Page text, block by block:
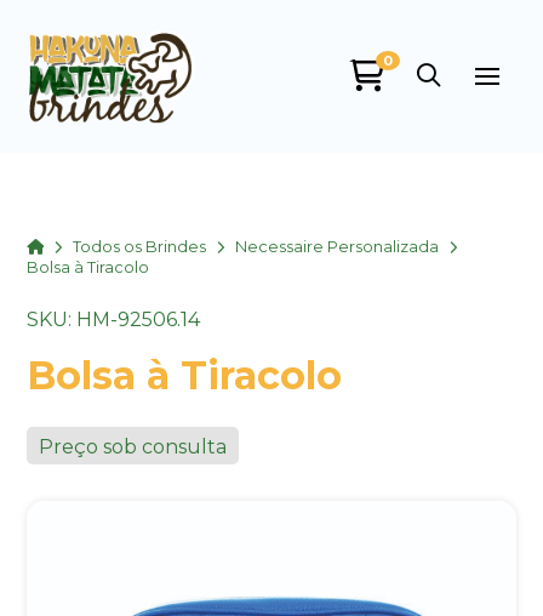
0
HomeTodos os Brindes
Necessaire Personalizada
Bolsa à Tiracolo
SKU: HM-92506.14
Bolsa à Tiracolo
Preço sob consulta